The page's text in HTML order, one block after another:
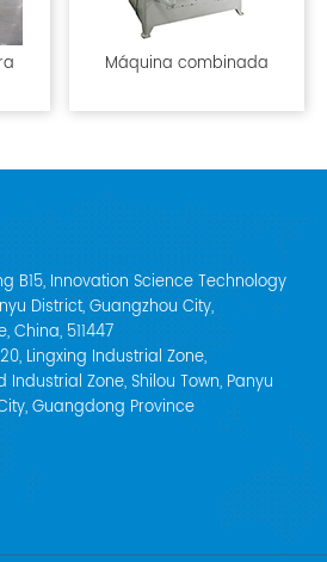
Máquina combinada
B15, Innovation Science Technology
District, Guangzhou City,
China, 511447
Lingxing Industrial Zone,
Zone, Shilou Town, Panyu
Guangdong Province